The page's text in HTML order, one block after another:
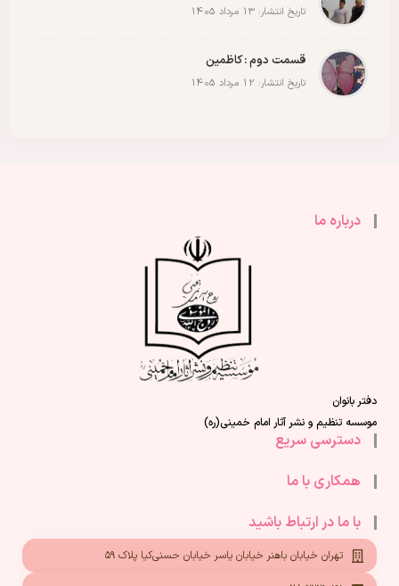
تاریخ انتشار: 13 مرداد 1405
قسمت دوم : کاظمین
تاریخ انتشار: 12 مرداد 1405
درباره ما
دفتر بانوان
موسسه تنظیم و نشر آثار امام خمینی(ره)
دسترسی سریع
همکاری با ما
با ما در ارتباط باشید
تهران خیابان باهنر خیابان یاسر خیابان حسنی‌کیا پلاک ۵۹